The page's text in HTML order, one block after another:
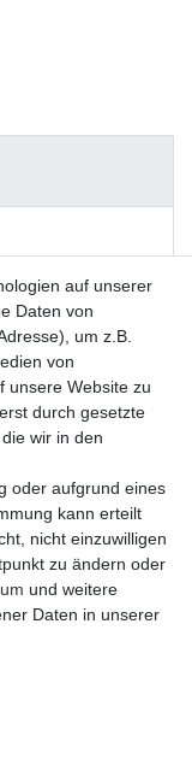
Impressum
auf unserer
Daten von
um z.B.
von
unsere Website zu
durch gesetzte
wir in den
oder aufgrund eines
kann erteilt
nicht einzuwilligen
zu ändern oder
und weitere
Daten in unserer